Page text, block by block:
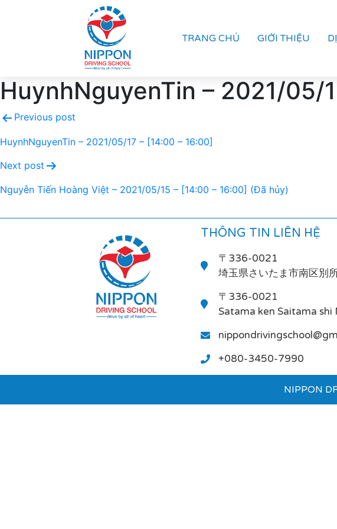
TRANG CHỦ GIỚI THIỆU
HuynhNguyenTin – 2021/05/
Previous post
HuynhNguyenTin – 2021/05/17 – [14:00 – 16:00]
Next post
Nguyễn Tiến Hoàng Việt – 2021/05/15 – [14:00 – 16:00] (Đã hủy)
THÔNG TIN LIÊN HỆ
〒336-0021
埼玉県さいたま市南区別
〒336-0021
Satama ken Saitama
+080-3450-7990
NIPPON